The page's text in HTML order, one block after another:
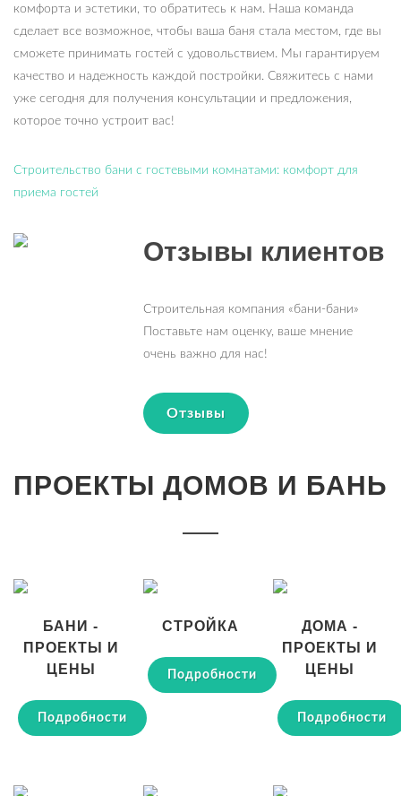
комфорта и эстетики, то обратитесь к нам. Наша команда
сделает все возможное, чтобы ваша баня стала местом, где вы
сможете принимать гостей с удовольствием. Мы гарантируем
качество и надежность каждой постройки. Свяжитесь с нами
уже сегодня для получения консультации и предложения,
которое точно устроит вас!
Строительство бани с гостевыми комнатами: комфорт для
приема гостей
Отзывы клиентов
Строительная компания «бани-бани»
Поставьте нам оценку, ваше мнение
очень важно для нас!
Отзывы
ПРОЕКТЫ ДОМОВ И БАНЬ
БАНИ -
ПРОЕКТЫ И
ЦЕНЫ
Подробности
СТРОЙКА
Подробности
ДОМА -
ПРОЕКТЫ И
ЦЕНЫ
Подробности